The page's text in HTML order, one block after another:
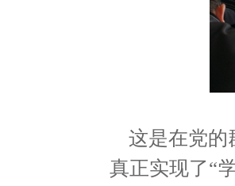
这是在党的
真正实现了“